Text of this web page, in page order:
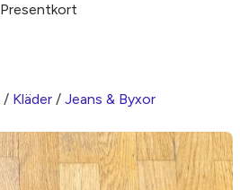
Presentkort
/ Kläder / Jeans & Byxor